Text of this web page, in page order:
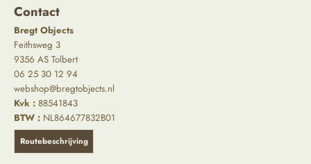
Contact
Bregt Objects
Feithsweg 3
9356 AS Tolbert
06 25 30 12 94
webshop@bregtobjects.nl
Kvk : 88541843
BTW : NL864677832B01
Routebeschrijving